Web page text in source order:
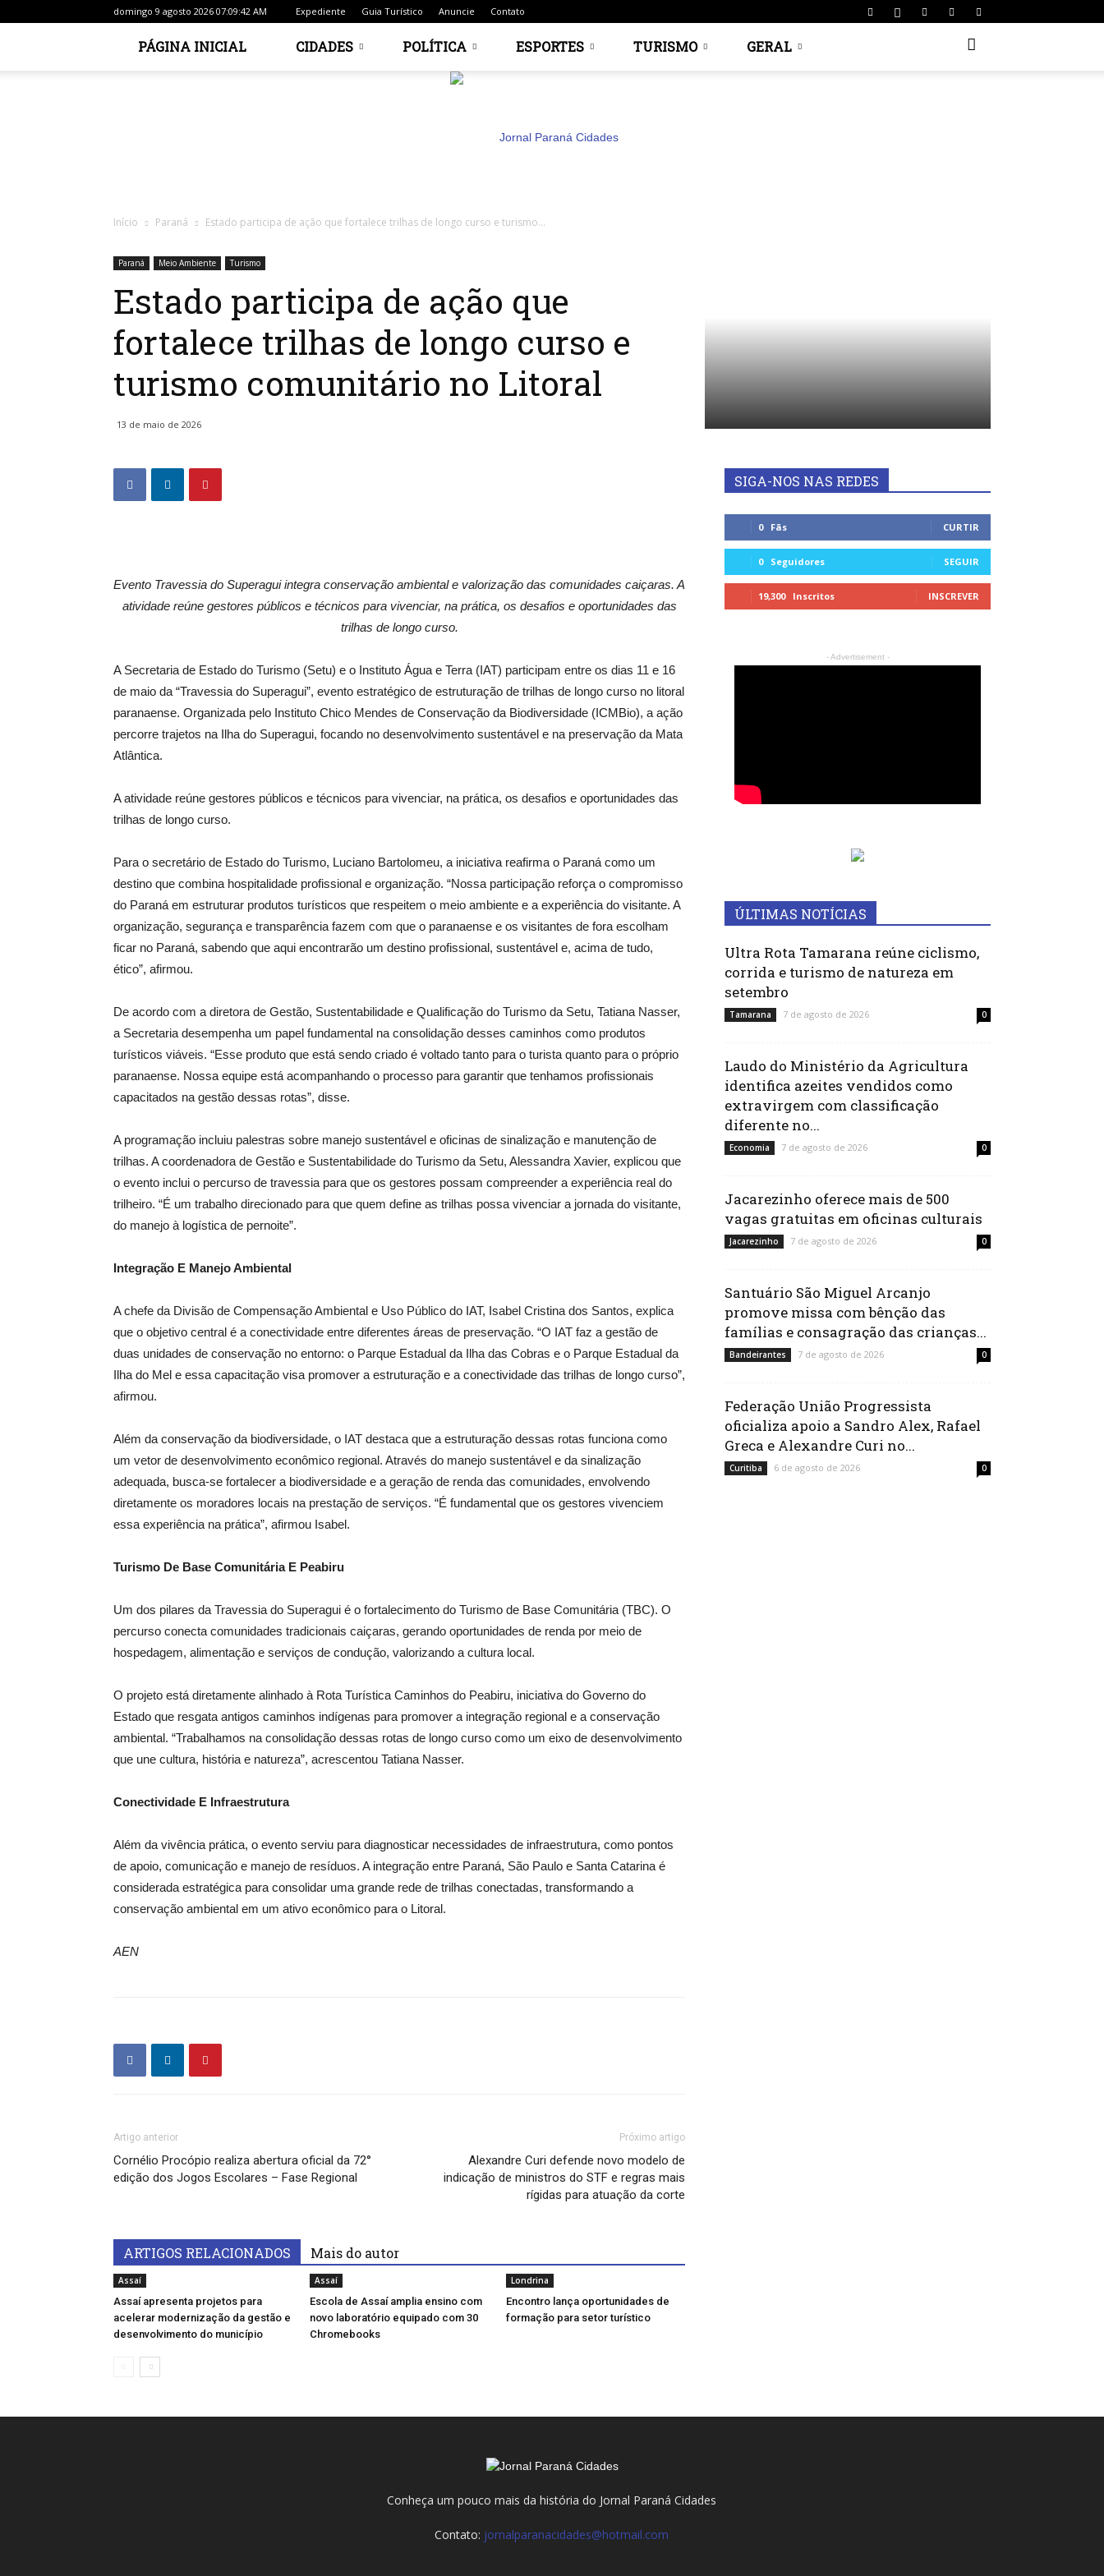
domingo 9 agosto 2026 07:09:42 AM Expediente Guia Turístico Anuncie Contato
PÁGINA INICIAL CIDADES POLÍTICA ESPORTES TURISMO GERAL
Cidades
Início Paraná Estado participa de ação que fortalece trilhas de longo curso e turismo...
Paraná Meio Ambiente Turismo
Estado participa de ação que
fortalece trilhas de longo curso e
turismo comunitário no Litoral
13 de maio de 2026
Evento Travessia do Superagui integra conservação ambiental e valorização das comunidades caiçaras. A
atividade reúne gestores públicos e técnicos para vivenciar, na prática, os desafios e oportunidades das
trilhas de longo curso.
A Secretaria de Estado do Turismo (Setu) e o Instituto Água e Terra (IAT) participam entre os dias 11 e 16
de maio da “Travessia do Superagui”, evento estratégico de estruturação de trilhas de longo curso no litoral
paranaense. Organizada pelo Instituto Chico Mendes de Conservação da Biodiversidade (ICMBio), a ação
percorre trajetos na Ilha do Superagui, focando no desenvolvimento sustentável e na preservação da Mata
Atlântica.
A atividade reúne gestores públicos e técnicos para vivenciar, na prática, os desafios e oportunidades das
trilhas de longo curso.
Para o secretário de Estado do Turismo, Luciano Bartolomeu, a iniciativa reafirma o Paraná como um
destino que combina hospitalidade profissional e organização. “Nossa participação reforça o compromisso
do Paraná em estruturar produtos turísticos que respeitem o meio ambiente e a experiência do visitante. A
organização, segurança e transparência fazem com que o paranaense e os visitantes de fora escolham
ficar no Paraná, sabendo que aqui encontrarão um destino profissional, sustentável e, acima de tudo,
ético”, afirmou.
De acordo com a diretora de Gestão, Sustentabilidade e Qualificação do Turismo da Setu, Tatiana Nasser,
a Secretaria desempenha um papel fundamental na consolidação desses caminhos como produtos
turísticos viáveis. “Esse produto que está sendo criado é voltado tanto para o turista quanto para o próprio
paranaense. Nossa equipe está acompanhando o processo para garantir que tenhamos profissionais
capacitados na gestão dessas rotas”, disse.
A programação incluiu palestras sobre manejo sustentável e oficinas de sinalização e manutenção de
trilhas. A coordenadora de Gestão e Sustentabilidade do Turismo da Setu, Alessandra Xavier, explicou que
o evento inclui o percurso de travessia para que os gestores possam compreender a experiência real do
trilheiro. “É um trabalho direcionado para que quem define as trilhas possa vivenciar a jornada do visitante,
do manejo à logística de pernoite”.
Integração E Manejo Ambiental
A chefe da Divisão de Compensação Ambiental e Uso Público do IAT, Isabel Cristina dos Santos, explica
que o objetivo central é a conectividade entre diferentes áreas de preservação. “O IAT faz a gestão de
duas unidades de conservação no entorno: o Parque Estadual da Ilha das Cobras e o Parque Estadual da
Ilha do Mel e essa capacitação visa promover a estruturação e a conectividade das trilhas de longo curso”,
afirmou.
Além da conservação da biodiversidade, o IAT destaca que a estruturação dessas rotas funciona como
um vetor de desenvolvimento econômico regional. Através do manejo sustentável e da sinalização
adequada, busca-se fortalecer a biodiversidade e a geração de renda das comunidades, envolvendo
diretamente os moradores locais na prestação de serviços. “É fundamental que os gestores vivenciem
essa experiência na prática”, afirmou Isabel.
Turismo De Base Comunitária E Peabiru
Um dos pilares da Travessia do Superagui é o fortalecimento do Turismo de Base Comunitária (TBC). O
percurso conecta comunidades tradicionais caiçaras, gerando oportunidades de renda por meio de
hospedagem, alimentação e serviços de condução, valorizando a cultura local.
O projeto está diretamente alinhado à Rota Turística Caminhos do Peabiru, iniciativa do Governo do
Estado que resgata antigos caminhos indígenas para promover a integração regional e a conservação
ambiental. “Trabalhamos na consolidação dessas rotas de longo curso como um eixo de desenvolvimento
que une cultura, história e natureza”, acrescentou Tatiana Nasser.
Conectividade E Infraestrutura
Além da vivência prática, o evento serviu para diagnosticar necessidades de infraestrutura, como pontos
de apoio, comunicação e manejo de resíduos. A integração entre Paraná, São Paulo e Santa Catarina é
considerada estratégica para consolidar uma grande rede de trilhas conectadas, transformando a
conservação ambiental em um ativo econômico para o Litoral.
AEN
Artigo anterior
Cornélio Procópio realiza abertura oficial da 72°
edição dos Jogos Escolares – Fase Regional
Próximo artigo
Alexandre Curi defende novo modelo de
indicação de ministros do STF e regras mais
rígidas para atuação da corte
ARTIGOS RELACIONADOS Mais do autor
Assaí
Assaí apresenta projetos para
acelerar modernização da gestão e
desenvolvimento do município
Assaí
Escola de Assaí amplia ensino com
novo laboratório equipado com 30
Chromebooks
Londrina
Encontro lança oportunidades de
formação para setor turístico
SIGA-NOS NAS REDES
0 Fãs CURTIR
0 Seguidores SEGUIR
19,300 Inscritos INSCREVER
- Advertisement -
ÚLTIMAS NOTÍCIAS
Ultra Rota Tamarana reúne ciclismo,
corrida e turismo de natureza em
setembro
Tamarana 7 de agosto de 2026 0
Laudo do Ministério da Agricultura
identifica azeites vendidos como
extravirgem com classificação
diferente no...
Economia 7 de agosto de 2026 0
Jacarezinho oferece mais de 500
vagas gratuitas em oficinas culturais
Jacarezinho 7 de agosto de 2026 0
Santuário São Miguel Arcanjo
promove missa com bênção das
famílias e consagração das crianças...
Bandeirantes 7 de agosto de 2026 0
Federação União Progressista
oficializa apoio a Sandro Alex, Rafael
Greca e Alexandre Curi no...
Curitiba 6 de agosto de 2026 0
Conheça um pouco mais da história do Jornal Paraná Cidades
Contato: jornalparanacidades@hotmail.com